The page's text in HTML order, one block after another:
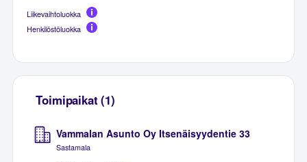
Liikevaihtoluokka
Henkilöstöluokka
Toimipaikat (1)
Vammalan Asunto Oy Itsenäisyydentie 33
Sastamala